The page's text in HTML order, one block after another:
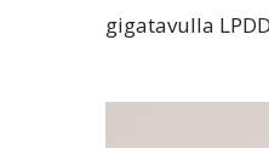
gigatavulla